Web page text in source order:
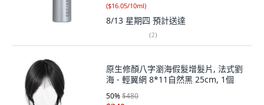
($16.05/10ml)
8/13 星期四 預計送達
(2)
原生修顏八字瀏海假髮增髮片, 法式劉
海 - 輕翼網 8*11自然黑 25cm, 1個
50%$480